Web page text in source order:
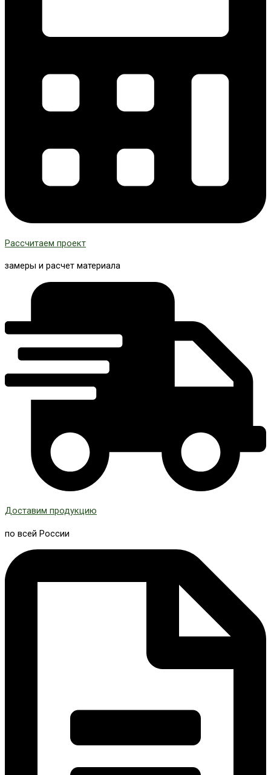
Рассчитаем проект
замеры и расчет материала
Доставим продукцию
по всей России